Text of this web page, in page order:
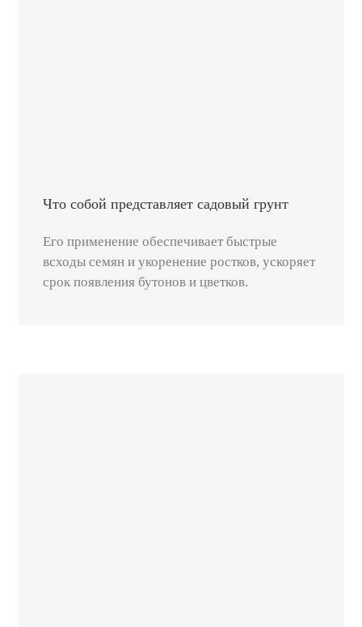
Что собой представляет садовый грунт
Его применение обеспечивает быстрые
всходы семян и укоренение ростков, ускоряет
срок появления бутонов и цветков.